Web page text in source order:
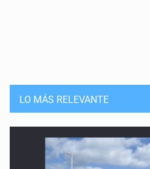
La naturaleza de lo temido
2 de Mayo de 2026
Mujeres que crecen como árboles
25 de Abril de 2026
LO MÁS RELEVANTE